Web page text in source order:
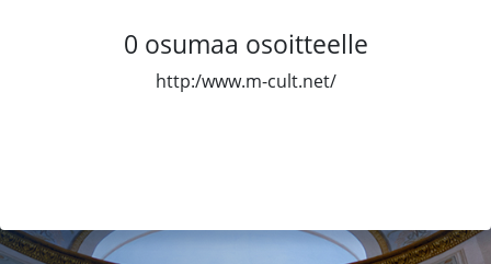
0 osumaa osoitteelle
http:/www.m-cult.net/